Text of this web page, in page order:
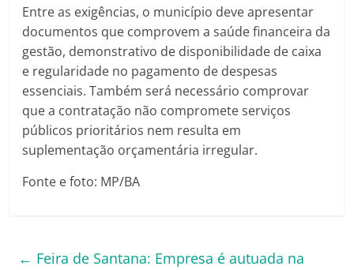
Entre as exigências, o município deve apresentar
documentos que comprovem a saúde financeira da
gestão, demonstrativo de disponibilidade de caixa
e regularidade no pagamento de despesas
essenciais. Também será necessário comprovar
que a contratação não compromete serviços
públicos prioritários nem resulta em
suplementação orçamentária irregular.
Fonte e foto: MP/BA
← Feira de Santana: Empresa é autuada na